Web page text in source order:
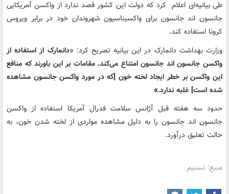
طی بیانیه‌ای اعلام کرد که دولت این کشور قصد ندارد از واکسن آمریکایی
جانسون اند جانسون برای واکسیناسیون شهروندان خود در برابر ویروس
کرونا استفاده کند.
وزارت بهداشت دانمارک در این بیانیه تصریح کرد: «دانمارک از استفاده از
واکسن جانسون اند جانسون امتناع می‌کند. مقامات بر این باورند که منافع
این واکسن بر خطر ایجاد لخته خون [که در مورد واکسن جانسون مشاهده
شده است] غلبه ندارد.»
حدود سه هفته قبل آژانس سلامت فدرال آمریکا استفاده از واکسن
جانسون اند جانسون را به دلیل مشاهده مواردی از لخته شدن خون، به
حالت تعلیق درآورد.
منبع: تسنیم